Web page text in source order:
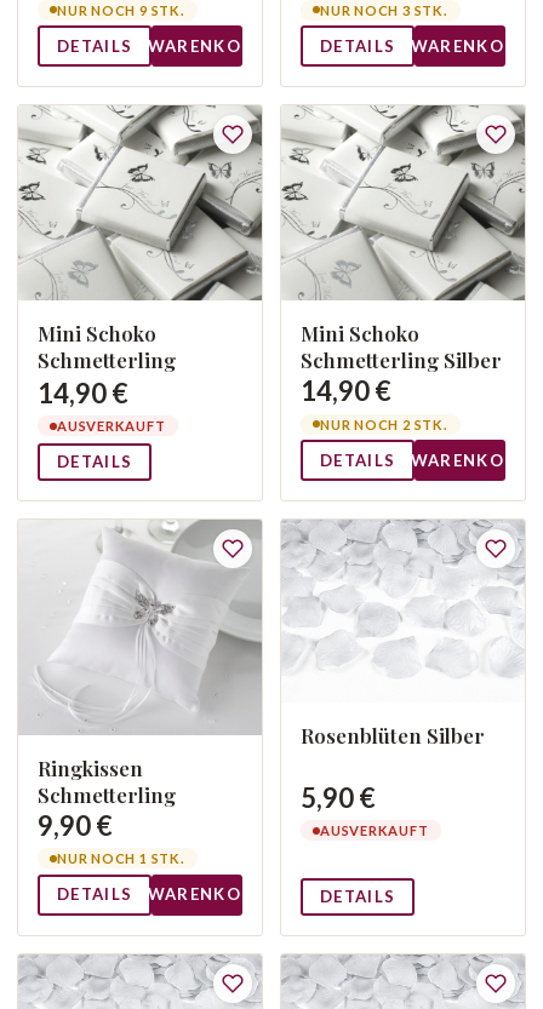
NUR NOCH 9 STK.
DETAILS WARENKORB
NUR NOCH 3 STK.
DETAILS WARENKORB
Mini Schoko
Schmetterling
14,90 €
AUSVERKAUFT
DETAILS
Mini Schoko
Schmetterling Silber
14,90 €
NUR NOCH 2 STK.
DETAILS WARENKORB
Ringkissen
Schmetterling
9,90 €
NUR NOCH 1 STK.
DETAILS WARENKORB
Rosenblüten Silber
5,90 €
AUSVERKAUFT
DETAILS